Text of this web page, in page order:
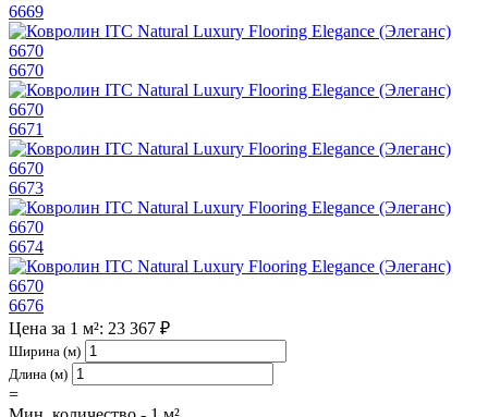
6669
6670
6671
6673
6674
6676
Цена за 1 м²: 23 367 ₽
Ширина (м)
Длина (м)
=